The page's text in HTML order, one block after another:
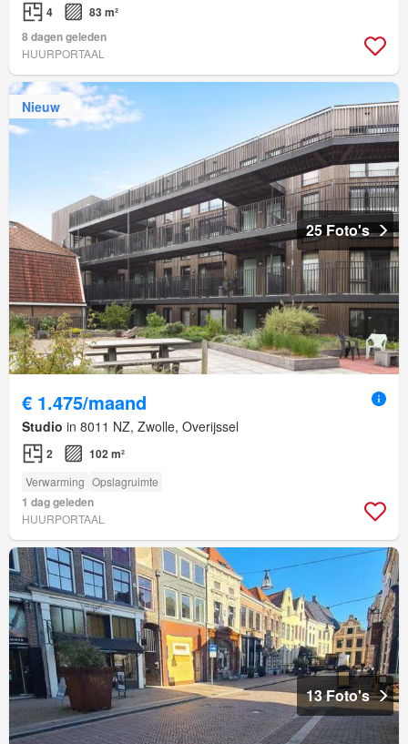
4
83 m²
8 dagen geleden
HUURPORTAAL
Nieuw
25 Foto's
€ 1.475/maand
Studio in 8011 NZ, Zwolle, Overijssel
2 102 m²
Verwarming Opslagruimte
1 dag geleden
HUURPORTAAL
13 Foto's